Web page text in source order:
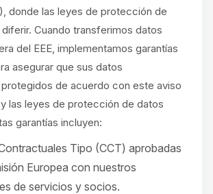
donde las leyes de protección de
Cuando transferimos datos
del EEE, implementamos garantías
asegurar que sus datos
de acuerdo con este aviso
las leyes de protección de datos
garantías incluyen:
Tipo (CCT) aprobadas
Europea con nuestros
de servicios y socios.